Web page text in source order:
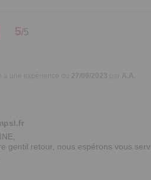
5/5
gentil retour, nous espérons vous